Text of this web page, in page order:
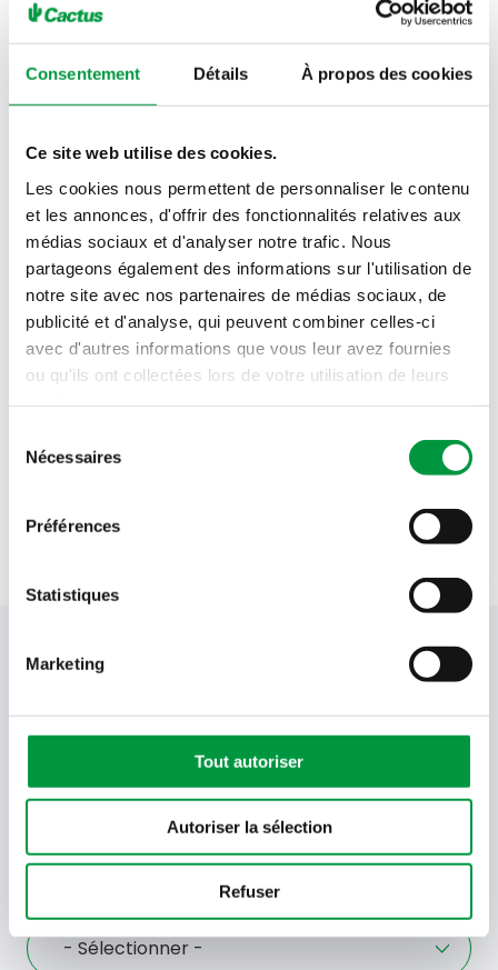
Consentement Détails À propos des cookies
Ce site web utilise des cookies.
Les cookies nous permettent de personnaliser le contenu
et les annonces, d'offrir des fonctionnalités relatives aux
médias sociaux et d'analyser notre trafic. Nous
partageons également des informations sur l'utilisation de
notre site avec nos partenaires de médias sociaux, de
publicité et d'analyse, qui peuvent combiner celles-ci
avec d'autres informations que vous leur avez fournies
ou qu'ils ont collectées lors de votre utilisation de leurs
Nécessaires
Préférences
Statistiques
Marketing
Tout autoriser
Autoriser la sélection
Refuser
Dimanche 9 août 08h00 - 13h00
Lundi 10 août 06h30 - 20h00
Mardi 11 août 06h30 - 20h00
Mercredi 12 août
Jeudi 13 août 06h30 - 20h00
Votre newsletter Cactus
Offres, recettes, promotions et offres exclusives en
avant-première ! Recevez-les dans votre boîte de
réception !
Votre
adresse
Language
- Sélectionner -